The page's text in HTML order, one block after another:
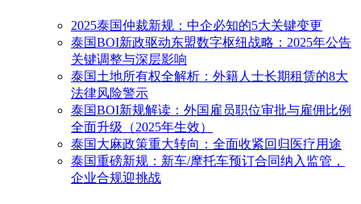
2025泰国仲裁新规：中企必知的5大关键变更
泰国BOI新政驱动东盟数字枢纽战略：2025年公告
关键调整与深层影响
泰国土地所有权全解析：外籍人士长期租赁的8大
法律风险警示
泰国BOI新规解读：外国雇员职位审批与雇佣比例
全面升级（2025年生效）
泰国大麻政策重大转向：全面收紧回归医疗用途
‌泰国重磅新规：新车/摩托车预订合同纳入监管，
企业合规迎挑战